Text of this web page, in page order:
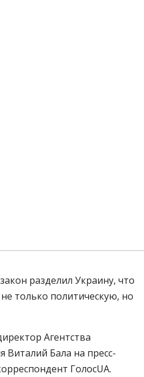
разделил Украину, что
только политическую, но
Агентства
Виталий Бала на пресс-
ГолосUA.